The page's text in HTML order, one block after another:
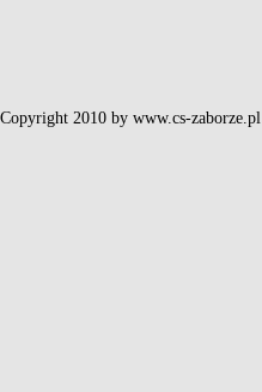
Copyright 2010 by www.cs-zaborze.pl